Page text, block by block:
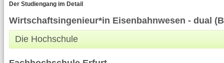
Der Studiengang im Detail
Wirtschaftsingenieur*in Eisenbahnwesen - dual
Die Hochschule